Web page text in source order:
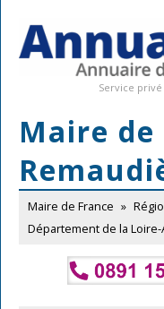
Service
Maire de
Maire de France »
Département de la